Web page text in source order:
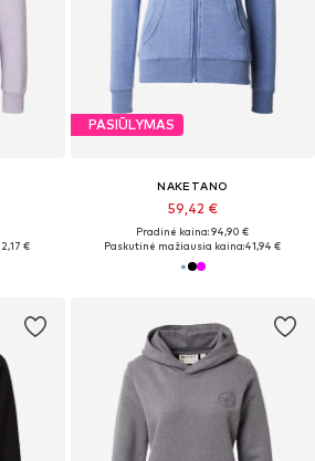
€
PASIŪLYMAS
NAKETANO
59,42 €
Pradinė kaina: 94,90 €
Paskutinė mažiausia kaina:41,94 €